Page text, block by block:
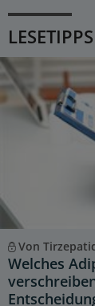
LESETIPPS
Von
Welches